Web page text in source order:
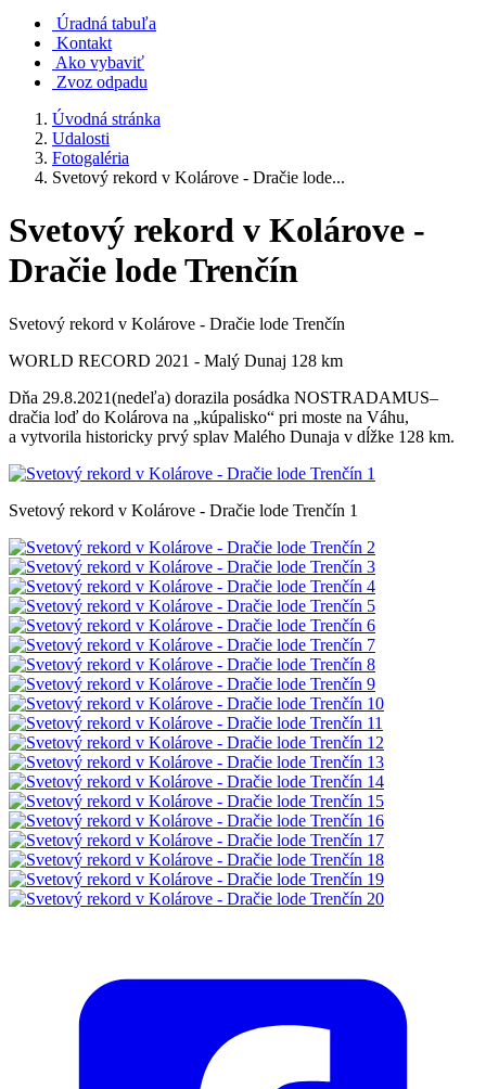
Úradná tabuľa
Kontakt
Ako vybaviť
Zvoz odpadu
Úvodná stránka
Udalosti
Fotogaléria
Svetový rekord v Kolárove - Dračie lode...
Svetový rekord v Kolárove -
Dračie lode Trenčín
Svetový rekord v Kolárove - Dračie lode Trenčín
WORLD RECORD 2021 - Malý Dunaj 128 km
Dňa 29.8.2021(nedeľa) dorazila posádka NOSTRADAMUS–
dračia loď do Kolárova na „kúpalisko“ pri moste na Váhu,
a vytvorila historicky prvý splav Malého Dunaja v dĺžke 128 km.
Svetový rekord v Kolárove - Dračie lode Trenčín 1